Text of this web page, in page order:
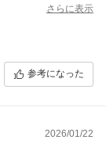
さらに表示
参考になった
2026/01/22